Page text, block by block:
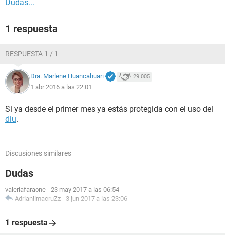
Dudas...
1 respuesta
RESPUESTA 1 / 1
Dra. Marlene Huancahuari 29.005
1 abr 2016 a las 22:01
Si ya desde el primer mes ya estás protegida con el uso del
diu.
Discusiones similares
Dudas
valeriafaraone - 23 may 2017 a las 06:54
AdrianlimacruZz - 3 jun 2017 a las 23:06
1 respuesta